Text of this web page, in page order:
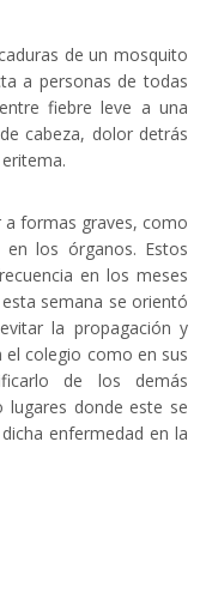
de un mosquito
a personas de todas
fiebre leve a una
cabeza, dolor detrás
a formas graves, como
los órganos. Estos
en los meses
semana se orientó
la propagación y
colegio como en sus
de los demás
donde este se
enfermedad en la